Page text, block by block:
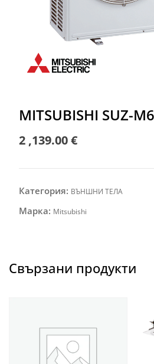
MITSUBISHI SUZ-
2 ,139.00€
Категория: ВЪНШНИ ТЕЛА
Марка: Mitsubishi
Свързани продукти